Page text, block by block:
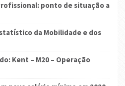
ponto de situação a
da Mobilidade e dos
Kent – M20 – Operação